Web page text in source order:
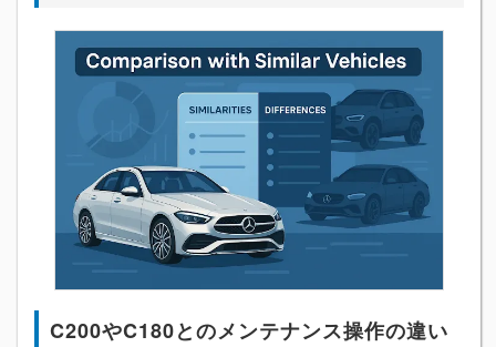
C200やC180とのメンテナンス操作の違い